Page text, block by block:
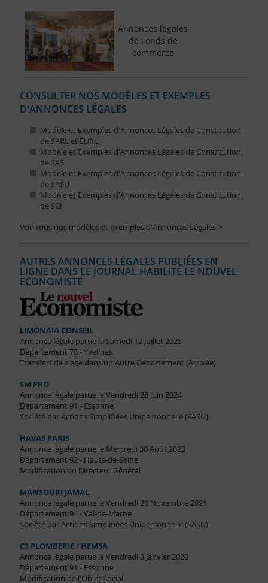
Annonces légales
de Fonds de
commerce
CONSULTER NOS MODÈLES ET EXEMPLES
D'ANNONCES LÉGALES
Modèle et Exemples d'Annonces Légales de Constitution
de SARL et EURL
Modèle et Exemples d'Annonces Légales de Constitution
de SAS
Modèle et Exemples d'Annonces Légales de Constitution
de SASU
Modèle et Exemples d'Annonces Légales de Constitution
de SCI
Voir tous nos modèles et exemples d'Annonces Légales >
AUTRES ANNONCES LÉGALES PUBLIÉES EN
LIGNE DANS LE JOURNAL HABILITÉ LE NOUVEL
ECONOMISTE
LIMONAIA CONSEIL
Annonce légale parue le Samedi 12 Juillet 2025
Département 78 - Yvelines
Transfert de siège dans un Autre Département (Arrivée)
SM PRO
Annonce légale parue le Vendredi 28 Juin 2024
Département 91 - Essonne
Société par Actions Simplifiées Unipersonnelle (SASU)
HAVAS PARIS
Annonce légale parue le Mercredi 30 Août 2023
Département 92 - Hauts-de-Seine
Modification du Directeur Général
MANSOURI JAMAL
Annonce légale parue le Vendredi 26 Novembre 2021
Département 94 - Val-de-Marne
Société par Actions Simplifiées Unipersonnelle (SASU)
CS PLOMBERIE / HEMSA
Annonce légale parue le Vendredi 3 Janvier 2020
Département 91 - Essonne
Modification de l'Objet Social